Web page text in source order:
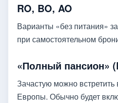
RO, BO, AO
Варианты «без питания»
при самостоятельном
«Полный пансион»
Зачастую можно
Европы. Обычно будет